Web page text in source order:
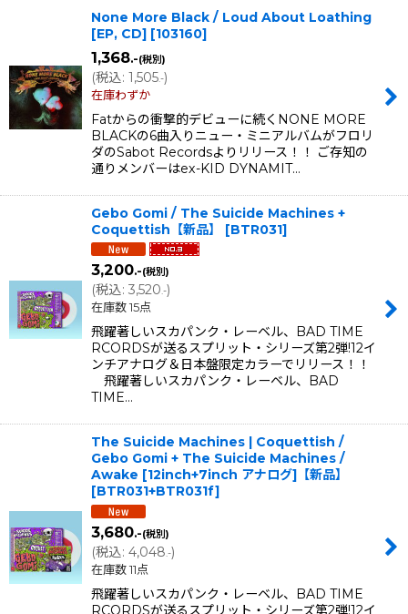
None More Black / Loud About Loathing
[EP, CD] [103160]
1,368.-(税別)
(税込: 1,505.-)
在庫わずか
Fatからの衝撃的デビューに続くNONE MORE
BLACKの6曲入りニュー・ミニアルバムがフロリ
ダのSabot Recordsよりリリース！！ ご存知の
通りメンバーはex-KID DYNAMIT…
Gebo Gomi / The Suicide Machines +
Coquettish【新品】
[BTR031]
3,200.-(税別)
(税込: 3,520.-)
在庫数 15点
飛躍著しいスカパンク・レーベル、BAD TIME
RCORDSが送るスプリット・シリーズ第2弾!12イ
ンチアナログ＆日本盤限定カラーでリリース！！
飛躍著しいスカパンク・レーベル、BAD
TIME…
The Suicide Machines | Coquettish /
Gebo Gomi + The Suicide Machines /
Awake [12inch+7inch アナログ]【新品】
[BTR031+BTR031f]
3,680.-(税別)
(税込: 4,048.-)
在庫数 11点
飛躍著しいスカパンク・レーベル、BAD TIME
RCORDSが送るスプリット・シリーズ第2弾!12イ